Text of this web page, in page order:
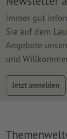
Immer gut
Sie auf dem
Angebote
und
Jetzt anmelden